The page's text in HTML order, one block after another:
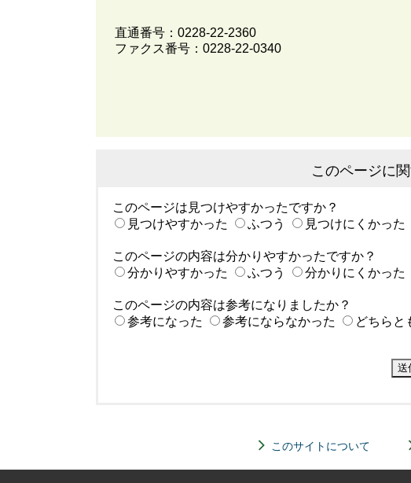
直通番号： 0228-22-2360
ファクス番号：0228-22-0340
このページに
このページは見つけやすかったですか？
見つけやすかった
ふつう 見つけにくかった
このページの内容は分かりやすかったですか？
分かりやすかった
ふつう 分かりにくかった
このページの内容は参考になりましたか？
参考になった
参考にならなかった どちらと
このサイトについて